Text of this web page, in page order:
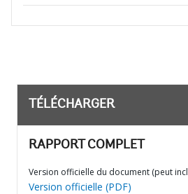
TÉLÉCHARGER
RAPPORT COMPLET
Version officielle du document (peut
Version officielle (PDF)